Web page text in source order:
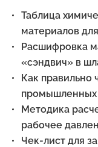
Таблица
материалов
Расшифровка
«сэндвич» в
Как правильно
промышленных
Методика
рабочее
Чек-лист для